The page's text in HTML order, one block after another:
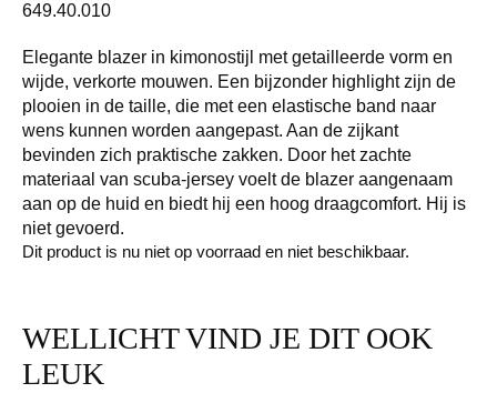
649.40.010
Elegante blazer in kimonostijl met getailleerde vorm en
wijde, verkorte mouwen. Een bijzonder highlight zijn de
plooien in de taille, die met een elastische band naar
wens kunnen worden aangepast. Aan de zijkant
bevinden zich praktische zakken. Door het zachte
materiaal van scuba-jersey voelt de blazer aangenaam
aan op de huid en biedt hij een hoog draagcomfort. Hij is
niet gevoerd.
Dit product is nu niet op voorraad en niet beschikbaar.
WELLICHT VIND JE DIT OOK
LEUK